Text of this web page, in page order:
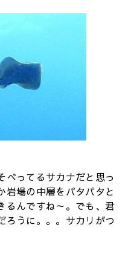
べってるサカナだと思っ
岩場の中層をパタパタと
るんですね～。でも、君
ろうに。。。サカリがつ